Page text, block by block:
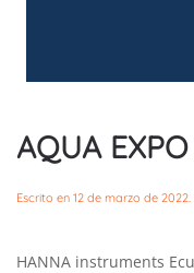
AQUA
Escrito en 12 de marzo de 2022
HANNA instruments